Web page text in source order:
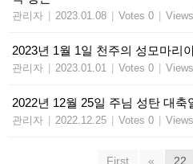
관리자 2023.01.08 Votes 0
2023년 1월 1일 천주의 성모마리
관리자 2023.01.01 Votes 0
2022년 12월 25일 주님 성탄 대
관리자 2022.12.25 Votes 0
First « 22